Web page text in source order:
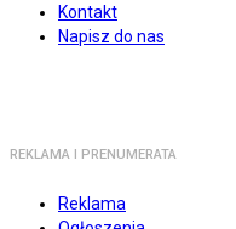
Kontakt
Napisz do nas
REKLAMA I PRENUMERATA
Reklama